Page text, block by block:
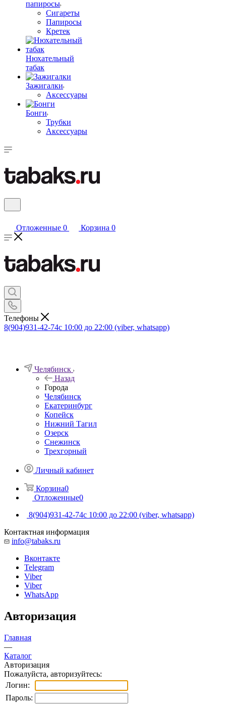
папиросы
Сигареты
Папиросы
Кретек
Нюхательный
табак
Зажигалки
Аксессуары
Бонги
Трубки
Аксессуары
Отложенные 0 Корзина 0
Телефоны
8(904)931-42-74с 10:00 до 22:00 (viber, whatsapp)
Челябинск
Назад
Города
Челябинск
Екатеринбург
Копейск
Нижний Тагил
Озерск
Снежинск
Трехгорный
Личный кабинет
Корзина0
Отложенные0
8(904)931-42-74с 10:00 до 22:00 (viber, whatsapp)
Контактная информация
info@tabaks.ru
Вконтакте
Telegram
Viber
Viber
WhatsApp
Авторизация
Главная
—
Каталог
Авторизация
Пожалуйста, авторизуйтесь:
Логин:
Пароль: